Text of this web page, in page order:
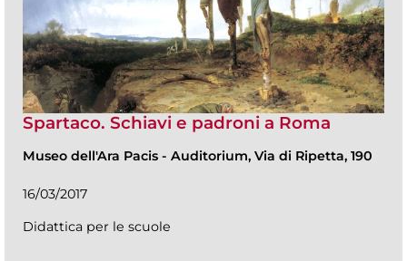
Spartaco. Schiavi e padroni a Roma
Museo dell'Ara Pacis - Auditorium, Via di Ripetta, 190
16/03/2017
Didattica per le scuole